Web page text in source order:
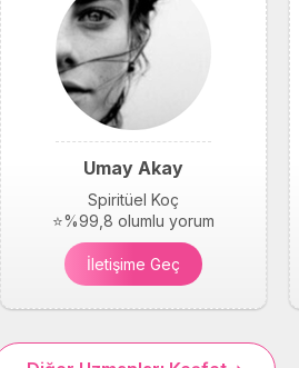
Umay Akay
Spiritüel Koç
⭐%99,8 olumlu yorum
İletişime Geç